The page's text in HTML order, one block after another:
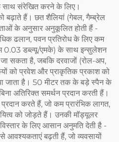
साथ संरेखित करने के लिए।
बढ़ाते हैं। छत शैलियां (गेबल, गैम्ब्रेल
के अनुसार अनुकूलित होती हैं -
ढलान, पवन प्रतिरोध के लिए कम
0.03 डब्ल्यू/एमके) के साथ इन्सुलेशन
सकता है, जबकि दरवाजों (रोल-अप,
को प्रवेश और प्राकृतिक प्रकाश को
जाता है। 50 मीटर तक के बड़े स्पैन के
अतिरिक्त समर्थन प्रदान करती हैं।
करते हैं, जो कम प्रारंभिक लागत,
को जोड़ते हैं। उनकी मॉड्यूलर
के लिए आसान अनुमति देती है -
आवश्यकताएं बढ़ती हैं, जो व्यवसायों